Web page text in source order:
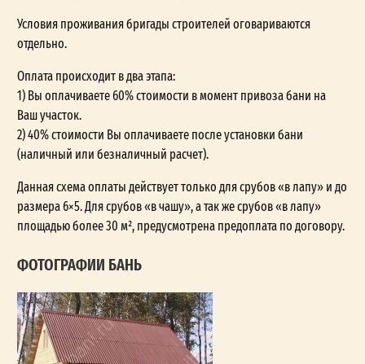
Условия проживания бригады строителей оговариваются
отдельно.
Оплата происходит в два этапа:
1) Вы оплачиваете 60% стоимости в момент привоза бани на
Ваш участок.
2) 40% стоимости Вы оплачиваете после установки бани
(наличный или безналичный расчет).
Данная схема оплаты действует только для срубов «в лапу» и до
размера 6×5. Для срубов «в чашу», а так же срубов «в лапу»
площадью более 30 м², предусмотрена предоплата по договору.
ФОТОГРАФИИ БАНЬ